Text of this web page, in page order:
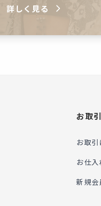
詳しく見る
お取
お取引
お仕入
新規会